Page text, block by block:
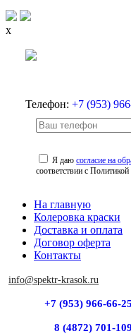
x
Телефон: +7 (953)
Я даюсогласие на
соответствии с
На главную
Колеровка краски
Доставка и оплата
Договор оферта
Контакты
info@spektr-krasok.ru
+7 (953) 966-66-25
8 (4872) 701-109